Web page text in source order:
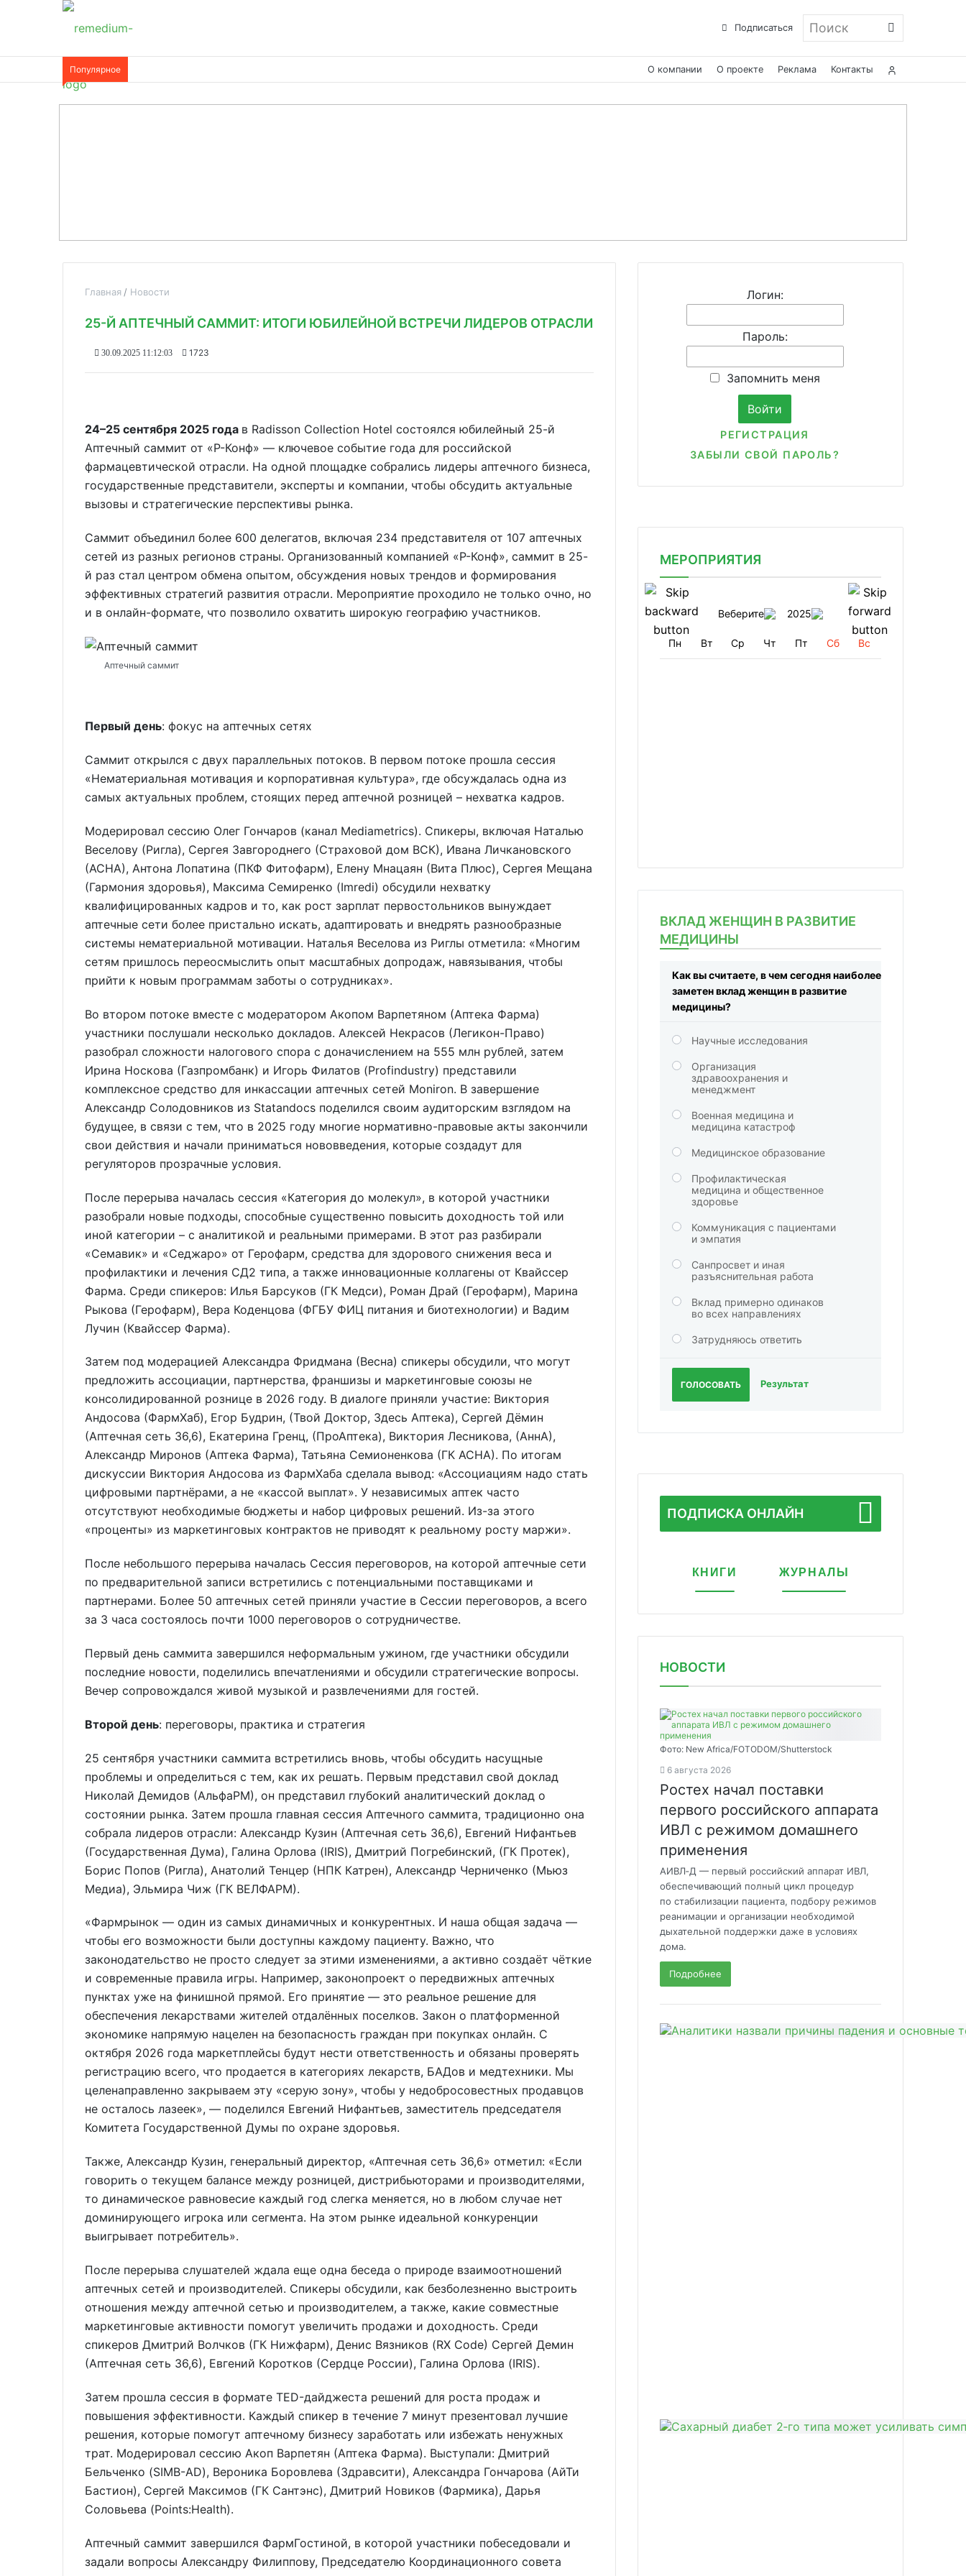
Подписаться Поиск
Популярное О компании О проекте Реклама Контакты
Главная Новости
25-Й АПТЕЧНЫЙ САММИТ: ИТОГИ ЮБИЛЕЙНОЙ ВСТРЕЧИ ЛИДЕРОВ ОТРАСЛИ
30.09.2025 11:12:03 1723
24–25 сентября 2025 года в Radisson Collection Hotel состоялся юбилейный 25-й
Аптечный саммит от «Р-Конф» — ключевое событие года для российской
фармацевтической отрасли. На одной площадке собрались лидеры аптечного бизнеса,
государственные представители, эксперты и компании, чтобы обсудить актуальные
вызовы и стратегические перспективы рынка.
Саммит объединил более 600 делегатов, включая 234 представителя от 107 аптечных
сетей из разных регионов страны. Организованный компанией «Р-Конф», саммит в 25-
й раз стал центром обмена опытом, обсуждения новых трендов и формирования
эффективных стратегий развития отрасли. Мероприятие проходило не только очно, но
и в онлайн-формате, что позволило охватить широкую географию участников.
Аптечный саммит
Первый день: фокус на аптечных сетях
Саммит открылся с двух параллельных потоков. В первом потоке прошла сессия
«Нематериальная мотивация и корпоративная культура», где обсуждалась одна из
самых актуальных проблем, стоящих перед аптечной розницей – нехватка кадров.
Модерировал сессию Олег Гончаров (канал Mediametrics). Спикеры, включая Наталью
Веселову (Ригла), Сергея Завгороднего (Страховой дом ВСК), Ивана Личкановского
(АСНА), Антона Лопатина (ПКФ Фитофарм), Елену Мнацаян (Вита Плюс), Сергея Мещана
(Гармония здоровья), Максима Семиренко (Imredi) обсудили нехватку
квалифицированных кадров и то, как рост зарплат первостольников вынуждает
аптечные сети более пристально искать, адаптировать и внедрять разнообразные
системы нематериальной мотивации. Наталья Веселова из Риглы отметила: «Многим
сетям пришлось переосмыслить опыт масштабных допродаж, навязывания, чтобы
прийти к новым программам заботы о сотрудниках».
Во втором потоке вместе с модератором Акопом Варпетяном (Аптека Фарма)
участники послушали несколько докладов. Алексей Некрасов (Легикон-Право)
разобрал сложности налогового спора с доначислением на 555 млн рублей, затем
Ирина Носкова (Газпромбанк) и Игорь Филатов (Profindustry) представили
комплексное средство для инкассации аптечных сетей Moniron. В завершение
Александр Солодовников из Statandocs поделился своим аудиторским взглядом на
будущее, в связи с тем, что в 2025 году многие нормативно-правовые акты закончили
свои действия и начали приниматься нововведения, которые создадут для
регуляторов прозрачные условия.
После перерыва началась сессия «Категория до молекул», в которой участники
разобрали новые подходы, способные существенно повысить доходность той или
иной категории – с аналитикой и реальными примерами. В этот раз разбирали
«Семавик» и «Седжаро» от Герофарм, средства для здорового снижения веса и
профилактики и лечения СД2 типа, а также инновационные коллагены от Квайссер
Фарма. Среди спикеров: Илья Барсуков (ГК Медси), Роман Драй (Герофарм), Марина
Рыкова (Герофарм), Вера Коденцова (ФГБУ ФИЦ питания и биотехнологии) и Вадим
Лучин (Квайссер Фарма).
Затем под модерацией Александра Фридмана (Весна) спикеры обсудили, что могут
предложить ассоциации, партнерства, франшизы и маркетинговые союзы не
консолидированной рознице в 2026 году. В диалоге приняли участие: Виктория
Андосова (ФармХаб), Егор Будрин, (Твой Доктор, Здесь Аптека), Сергей Дёмин
(Аптечная сеть 36,6), Екатерина Гренц, (ПроАптека), Виктория Лесникова, (АннА),
Александр Миронов (Аптека Фарма), Татьяна Семионенкова (ГК АСНА). По итогам
дискуссии Виктория Андосова из ФармХаба сделала вывод: «Ассоциациям надо стать
цифровыми партнёрами, а не «кассой выплат». У независимых аптек часто
отсутствуют необходимые бюджеты и набор цифровых решений. Из-за этого
«проценты» из маркетинговых контрактов не приводят к реальному росту маржи».
После небольшого перерыва началась Сессия переговоров, на которой аптечные сети
по предварительной записи встретились с потенциальными поставщиками и
партнерами. Более 50 аптечных сетей приняли участие в Сессии переговоров, а всего
за 3 часа состоялось почти 1000 переговоров о сотрудничестве.
Первый день саммита завершился неформальным ужином, где участники обсудили
последние новости, поделились впечатлениями и обсудили стратегические вопросы.
Вечер сопровождался живой музыкой и развлечениями для гостей.
Второй день: переговоры, практика и стратегия
25 сентября участники саммита встретились вновь, чтобы обсудить насущные
проблемы и определиться с тем, как их решать. Первым представил свой доклад
Николай Демидов (АльфаРМ), он представил глубокий аналитический доклад о
состоянии рынка. Затем прошла главная сессия Аптечного саммита, традиционно она
собрала лидеров отрасли: Александр Кузин (Аптечная сеть 36,6), Евгений Нифантьев
(Государственная Дума), Галина Орлова (IRIS), Дмитрий Погребинский, (ГК Протек),
Борис Попов (Ригла), Анатолий Тенцер (НПК Катрен), Александр Черниченко (Мьюз
Медиа), Эльмира Чиж (ГК ВЕЛФАРМ).
«Фармрынок — один из самых динамичных и конкурентных. И наша общая задача —
чтобы его возможности были доступны каждому пациенту. Важно, что
законодательство не просто следует за этими изменениями, а активно создаёт чёткие
и современные правила игры. Например, законопроект о передвижных аптечных
пунктах уже на финишной прямой. Его принятие — это реальное решение для
обеспечения лекарствами жителей отдалённых поселков. Закон о платформенной
экономике напрямую нацелен на безопасность граждан при покупках онлайн. С
октября 2026 года маркетплейсы будут нести ответственность и обязаны проверять
регистрацию всего, что продается в категориях лекарств, БАДов и медтехники. Мы
целенаправленно закрываем эту «серую зону», чтобы у недобросовестных продавцов
не осталось лазеек», — поделился Евгений Нифантьев, заместитель председателя
Комитета Государственной Думы по охране здоровья.
Также, Александр Кузин, генеральный директор, «Аптечная сеть 36,6» отметил: «Если
говорить о текущем балансе между розницей, дистрибьюторами и производителями,
то динамическое равновесие каждый год слегка меняется, но в любом случае нет
доминирующего игрока или сегмента. На этом рынке идеальной конкуренции
выигрывает потребитель».
После перерыва слушателей ждала еще одна беседа о природе взаимоотношений
аптечных сетей и производителей. Спикеры обсудили, как безболезненно выстроить
отношения между аптечной сетью и производителем, а также, какие совместные
маркетинговые активности помогут увеличить продажи и доходность. Среди
спикеров Дмитрий Волчков (ГК Нижфарм), Денис Вязников (RX Code) Сергей Демин
(Аптечная сеть 36,6), Евгений Коротков (Сердце России), Галина Орлова (IRIS).
Затем прошла сессия в формате TED-дайджеста решений для роста продаж и
повышения эффективности. Каждый спикер в течение 7 минут презентовал лучшие
решения, которые помогут аптечному бизнесу заработать или избежать ненужных
трат. Модерировал сессию Акоп Варпетян (Аптека Фарма). Выступали: Дмитрий
Бельченко (SIMB-AD), Вероника Боровлева (Здравсити), Александра Гончарова (АйТи
Бастион), Сергей Максимов (ГК Сантэнс), Дмитрий Новиков (Фармика), Дарья
Соловьева (Points:Health).
Аптечный саммит завершился ФармГостиной, в которой участники побеседовали и
задали вопросы Александру Филиппову, Председателю Координационного совета
Логин:
Пароль:
Запомнить меня
РЕГИСТРАЦИЯ
ЗАБЫЛИ СВОЙ ПАРОЛЬ?
МЕРОПРИЯТИЯ
Веберите 2025
Пн Вт Ср Чт Пт Сб Вс
ВКЛАД ЖЕНЩИН В РАЗВИТИЕ
МЕДИЦИНЫ
Как вы считаете, в чем сегодня наиболее
заметен вклад женщин в развитие
медицины?
Научные исследования
Организация
здравоохранения и
менеджмент
Военная медицина и
медицина катастроф
Медицинское образование
Профилактическая
медицина и общественное
здоровье
Коммуникация с пациентами
и эмпатия
Санпросвет и иная
разъяснительная работа
Вклад примерно одинаков
во всех направлениях
Затрудняюсь ответить
ГОЛОСОВАТЬ Результат
ПОДПИСКА ОНЛАЙН
КНИГИ ЖУРНАЛЫ
НОВОСТИ
Фото: New Africa/FOTODOM/Shutterstock
6 августа 2026
Ростех начал поставки
первого российского аппарата
ИВЛ с режимом домашнего
применения
АИВЛ‑Д — первый российский аппарат ИВЛ,
обеспечивающий полный цикл процедур
по стабилизации пациента, подбору режимов
реанимации и организации необходимой
дыхательной поддержки даже в условиях
дома.
Подробнее